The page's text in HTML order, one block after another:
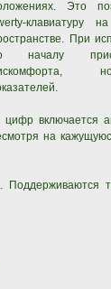
Это
клавиатуру
При
началу
включается
на